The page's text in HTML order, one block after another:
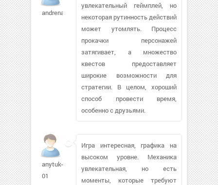
andrenaz
увлекательный геймплей, но
некоторая рутинность действий
может утомлять. Процесс
прокачки персонажей
затягивает, а множество
квестов предоставляет
широкие возможности для
стратегии. В целом, хороший
способ провести время,
особенно с друзьями.
anytuk-
01
Игра интересная, графика на
высоком уровне. Механика
увлекательная, но есть
моменты, которые требуют